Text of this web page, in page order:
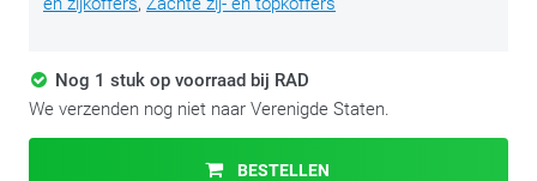
Nog 1 stuk op voorraad bij RAD
We verzenden nog niet naar Verenigde Staten.
BESTELLEN